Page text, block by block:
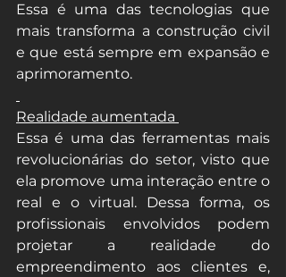
Essa é uma das tecnologias que
mais transforma a construção civil
e que está sempre em expansão e
aprimoramento.
Realidade aumentada
Essa é uma das ferramentas mais
revolucionárias do setor, visto que
ela promove uma interação entre o
real e o virtual. Dessa forma, os
profissionais envolvidos podem
projetar a realidade do
empreendimento aos clientes e,